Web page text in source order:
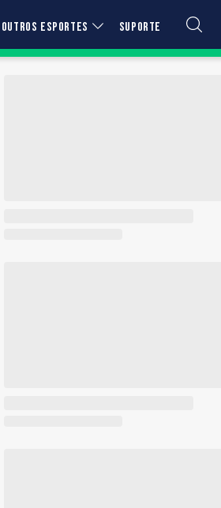
OUTROS ESPORTES SUPORTE